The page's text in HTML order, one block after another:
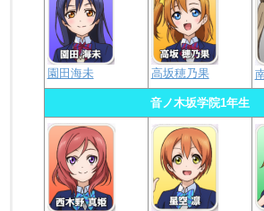
園田海未 高坂穂乃果
音ノ木坂学院1年生